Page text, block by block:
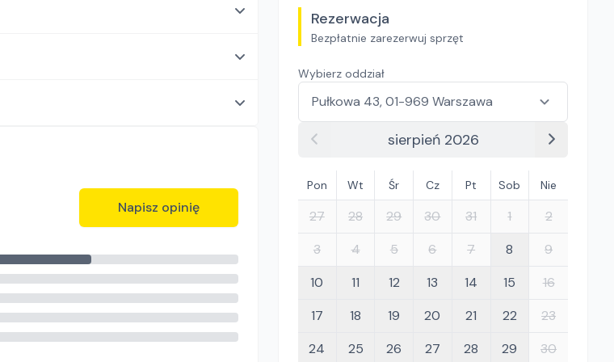
Rezerwacja
Bezpłatnie zarezerwuj sprzęt
Wybierz oddział
sierpień 2026
Pon Wt Śr Cz Pt Sob Nie
27 28 29 30 31 1
2
3
4 5 6 7 8
9
10
11 12 13 14 15
16
17
18 19 20 21 22
23
24
25 26 27 28 29
30
Napisz opinię